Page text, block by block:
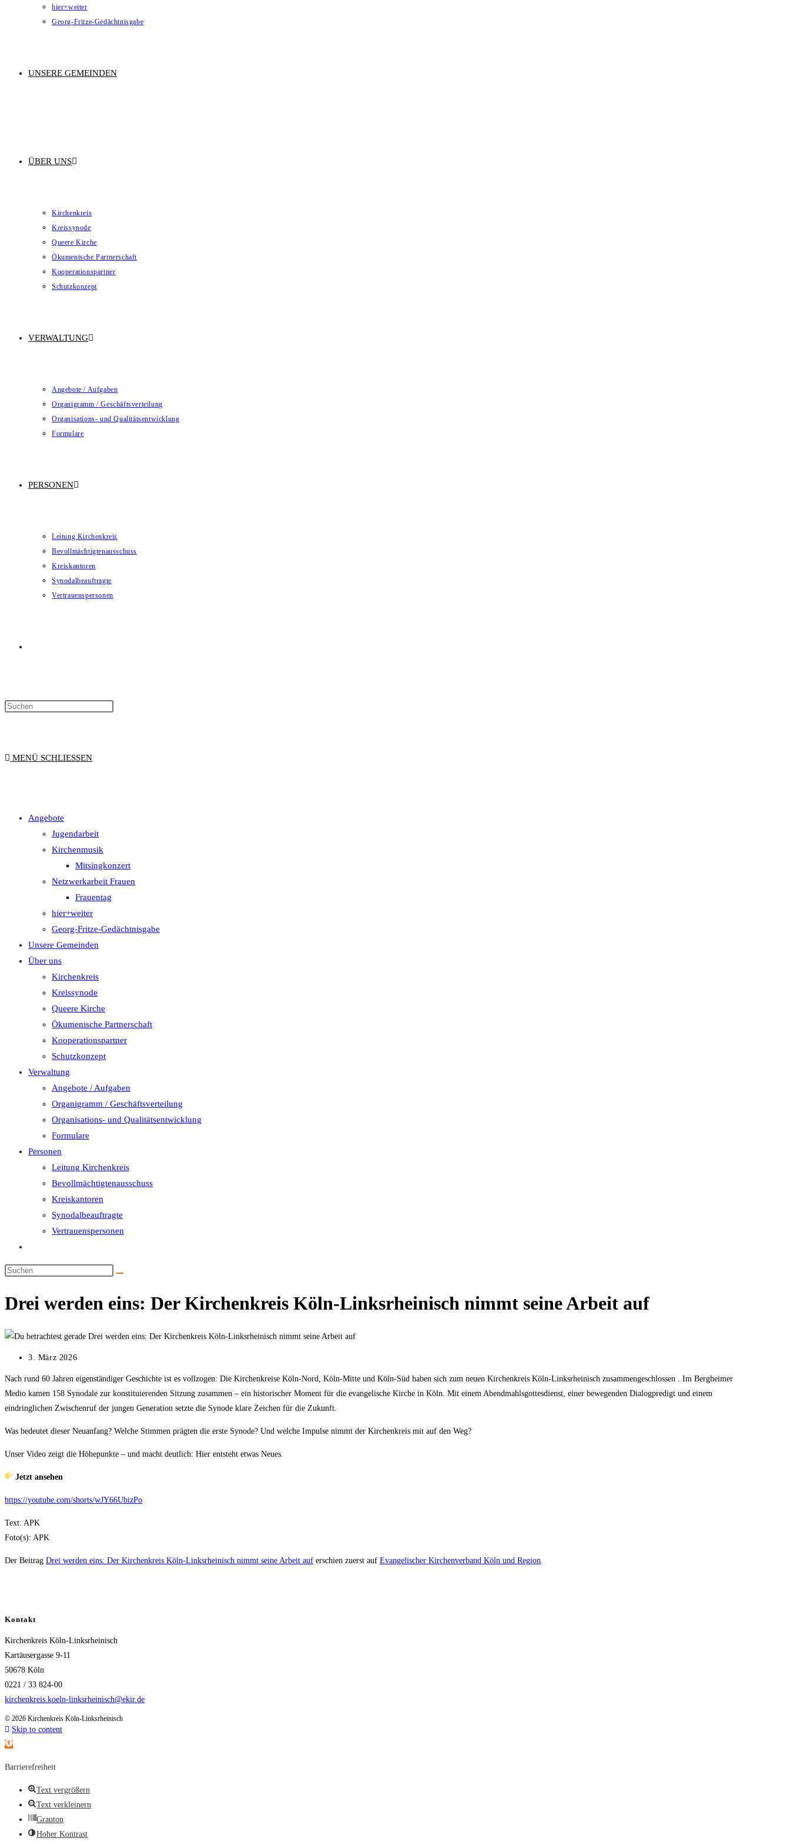
hier+weiter
Georg-Fritze-Gedächtnisgabe
UNSERE GEMEINDEN
ÜBER UNS
Kirchenkreis
Kreissynode
Queere Kirche
Ökumenische Partnerschaft
Kooperationspartner
Schutzkonzept
VERWALTUNG
Angebote / Aufgaben
Organigramm / Geschäftsverteilung
Organisations- und Qualitätsentwicklung
Formulare
PERSONEN
Leitung Kirchenkreis
Bevollmächtigtenausschuss
Kreiskantoren
Synodalbeauftragte
Vertrauenspersonen
UMSCHALTEN
MENÜ SCHLIESSEN
Angebote
Jugendarbeit
Kirchenmusik
Mitsingkonzert
Netzwerkarbeit Frauen
Frauentag
hier+weiter
Georg-Fritze-Gedächtnisgabe
Unsere Gemeinden
Über uns
Kirchenkreis
Kreissynode
Queere Kirche
Ökumenische Partnerschaft
Kooperationspartner
Schutzkonzept
Verwaltung
Angebote / Aufgaben
Organigramm / Geschäftsverteilung
Organisations- und Qualitätsentwicklung
Formulare
Personen
Leitung Kirchenkreis
Bevollmächtigtenausschuss
Kreiskantoren
Synodalbeauftragte
Vertrauenspersonen
umschalten
Drei werden eins: Der Kirchenkreis Köln-Linksrheinisch nimmt seine Arbeit auf
Beitrag
3. März 2026
Nach rund 60 Jahren eigenständiger Geschichte ist es vollzogen: Die Kirchenkreise Köln-Nord, Köln-Mitte und Köln-Süd haben sich zum neuen Kirchenkreis Köln-Linksrheinisch zusammengeschlossen . Im Bergheimer
Medio kamen 158 Synodale zur konstituierenden Sitzung zusammen – ein historischer Moment für die evangelische Kirche in Köln. Mit einem Abendmahlsgottesdienst, einer bewegenden Dialogpredigt und einem
eindringlichen Zwischenruf der jungen Generation setzte die Synode klare Zeichen für die Zukunft.
Was bedeutet dieser Neuanfang? Welche Stimmen prägten die erste Synode? Und welche Impulse nimmt der Kirchenkreis mit auf den Weg?
Unser Video zeigt die Höhepunkte – und macht deutlich: Hier entsteht etwas Neues.
Jetzt ansehen
https://youtube.com/shorts/wJY66UbizPo
Text: APK
Foto(s): APK
Der Beitrag Drei werden eins: Der Kirchenkreis Köln-Linksrheinisch nimmt seine Arbeit auf erschien zuerst auf Evangelischer Kirchenverband Köln und Region
Kontakt
Kirchenkreis Köln-Linksrheinisch
Kartäusergasse 9-11
50678 Köln
0221 / 33 824-00
kirchenkreis.koeln-linksrheinisch@ekir.de
© 2026 Kirchenkreis Köln-Linksrheinisch
Skip to content
Open toolbar
Barrierefreiheit
Text vergrößern
Text verkleinern
Grauton
Hoher Kontrast